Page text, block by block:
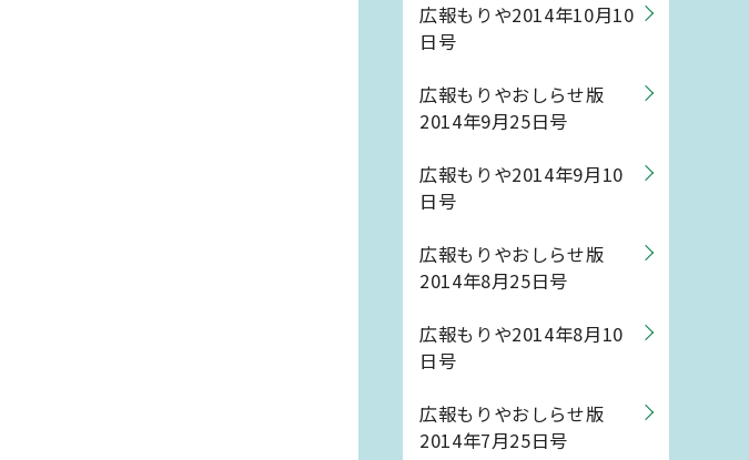
広報もりや2014年10月10
日号
広報もりやおしらせ版
2014年9月25日号
広報もりや2014年9月10
日号
広報もりやおしらせ版
2014年8月25日号
広報もりや2014年8月10
日号
広報もりやおしらせ版
2014年7月25日号